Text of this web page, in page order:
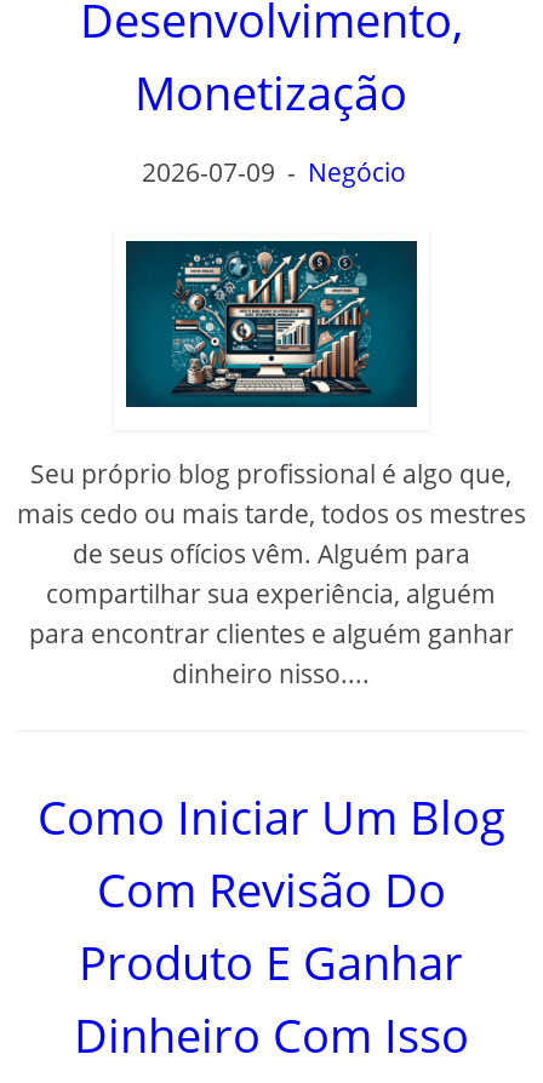
Desenvolvimento,
Monetização
2026-07-09 - Negócio
Seu próprio blog profissional é algo que,
mais cedo ou mais tarde, todos os mestres
de seus ofícios vêm. Alguém para
compartilhar sua experiência, alguém
para encontrar clientes e alguém ganhar
dinheiro nisso....
Como Iniciar Um Blog
Com Revisão Do
Produto E Ganhar
Dinheiro Com Isso